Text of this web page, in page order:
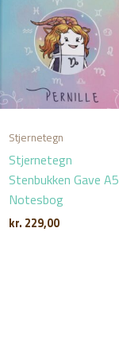
Stjernetegn
Stjernetegn
Stenbukken Gave A5
Notesbog
kr. 229,00